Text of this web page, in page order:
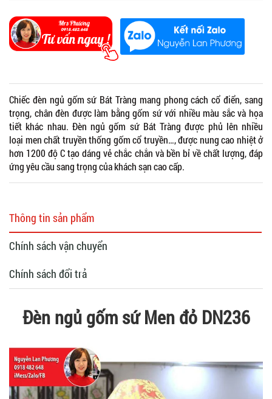
Chiếc đèn ngủ gốm sứ Bát Tràng mang phong cách cổ điển, sang
trọng, chân đèn được làm bằng gốm sứ với nhiều màu sắc và họa
tiết khác nhau. Đèn ngủ gốm sứ Bát Tràng được phủ lên nhiều
loại men chất truyền thống gốm cổ truyền…, được nung cao nhiệt ở
hơn 1200 độ C tạo dáng vẻ chắc chắn và bền bỉ về chất lượng, đáp
ứng yêu cầu sang trọng của khách sạn cao cấp.
Thông tin sản phẩm
Chính sách vận chuyển
Chính sách đổi trả
Đèn ngủ gốm sứ Men đỏ DN236